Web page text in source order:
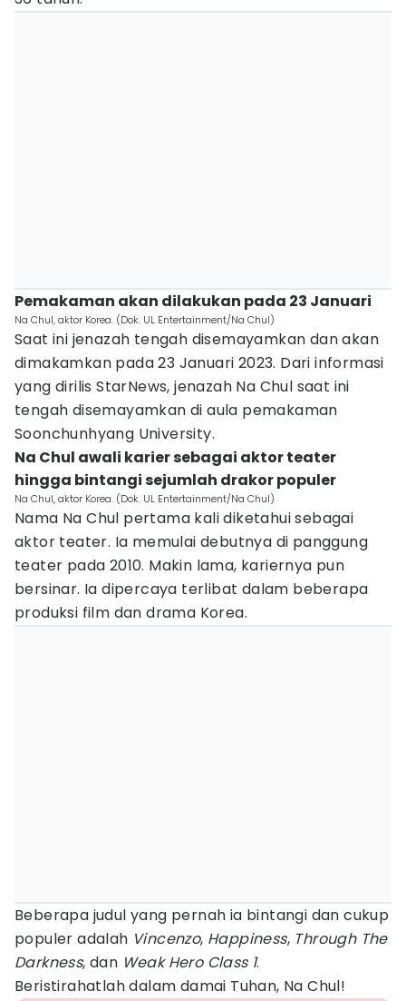
Pemakaman akan dilakukan pada 23 Januari
Na Chul, aktor Korea. (Dok. UL Entertainment/Na Chul)
Saat ini jenazah tengah disemayamkan dan akan
dimakamkan pada 23 Januari 2023. Dari informasi
yang dirilis StarNews, jenazah Na Chul saat ini
tengah disemayamkan di aula pemakaman
Soonchunhyang University.
Na Chul awali karier sebagai aktor teater
hingga bintangi sejumlah drakor populer
Na Chul, aktor Korea. (Dok. UL Entertainment/Na Chul)
Nama Na Chul pertama kali diketahui sebagai
aktor teater. Ia memulai debutnya di panggung
teater pada 2010. Makin lama, kariernya pun
bersinar. Ia dipercaya terlibat dalam beberapa
produksi film dan drama Korea.
Beberapa judul yang pernah ia bintangi dan cukup
populer adalah Vincenzo, Happiness, Through The
Darkness, dan Weak Hero Class 1.
Beristirahatlah dalam damai Tuhan, Na Chul!